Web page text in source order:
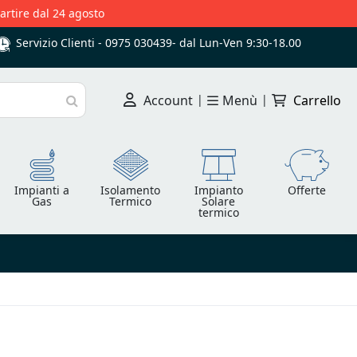
dal 24 agosto
Servizio Clienti - 0975 030439- dal Lun-Ven 9:30-18.00
Cerca
Account | Menù | Carrello
Impianti a
Gas
Isolamento
Termico
Impianto
Solare
termico
Offerte